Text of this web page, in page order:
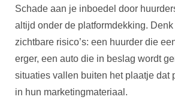
Schade aan je inboedel door
altijd onder de platformdekking.
zichtbare risico’s: een huurder die
erger, een auto die in beslag wordt
situaties vallen buiten het plaatje dat
in hun marketingmateriaal.